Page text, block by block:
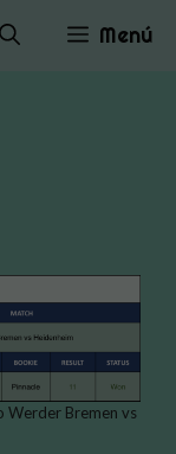
Menú
Werder Bremen vs